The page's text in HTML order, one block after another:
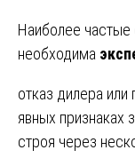
Наиболее частые
необходима
отказ дилера или
явных признаках
строя через